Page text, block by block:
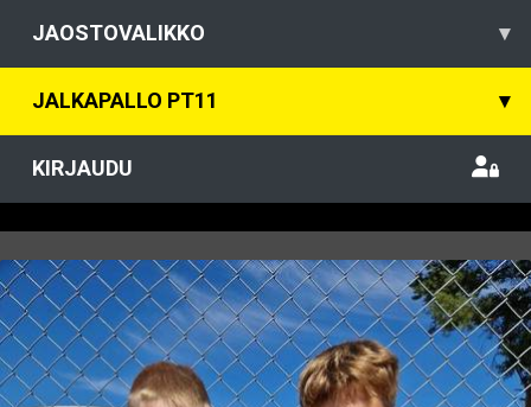
JAOSTOVALIKKO ▾
JALKAPALLO PT11 ▾
KIRJAUDU